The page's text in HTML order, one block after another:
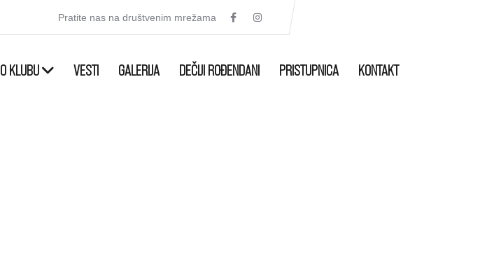
Pratite nas na društvenim mrežama
O KLUBU VESTI GALERIJA DEČIJI ROĐENDANI PRISTUPNICA KONTAKT